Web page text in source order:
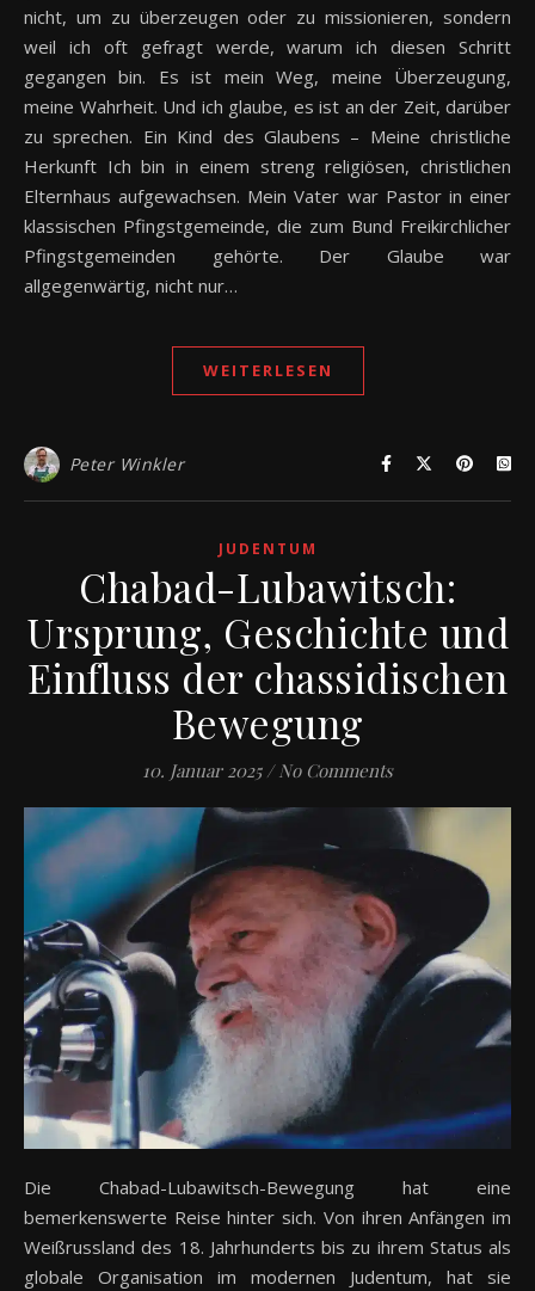
nicht, um zu überzeugen oder zu missionieren, sondern
weil ich oft gefragt werde, warum ich diesen Schritt
gegangen bin. Es ist mein Weg, meine Überzeugung,
meine Wahrheit. Und ich glaube, es ist an der Zeit, darüber
zu sprechen. Ein Kind des Glaubens – Meine christliche
Herkunft Ich bin in einem streng religiösen, christlichen
Elternhaus aufgewachsen. Mein Vater war Pastor in einer
klassischen Pfingstgemeinde, die zum Bund Freikirchlicher
Pfingstgemeinden gehörte. Der Glaube war
allgegenwärtig, nicht nur…
WEITERLESEN
Peter Winkler
JUDENTUM
Chabad-Lubawitsch:
Ursprung, Geschichte und
Einfluss der chassidischen
Bewegung
10. Januar 2025 / No Comments
Die Chabad-Lubawitsch-Bewegung hat eine
bemerkenswerte Reise hinter sich. Von ihren Anfängen im
Weißrussland des 18. Jahrhunderts bis zu ihrem Status als
globale Organisation im modernen Judentum, hat sie